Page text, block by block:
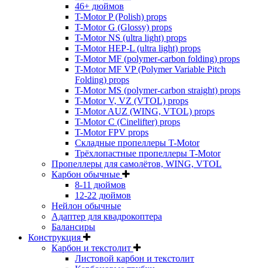
46+ дюймов
T-Motor P (Polish) props
T-Motor G (Glossy) props
T-Motor NS (ultra light) props
T-Motor HEP-L (ultra light) props
T-Motor MF (polymer-carbon folding) props
T-Motor MF VP (Polymer Variable Pitch
Folding) props
T-Motor MS (polymer-carbon straight) props
T-Motor V, VZ (VTOL) props
T-Motor AUZ (WING, VTOL) props
T-Motor C (Cinelifter) props
T-Motor FPV props
Складные пропеллеры T-Motor
Трёхлопастные пропеллеры T-Motor
Пропеллеры для самолётов, WING, VTOL
Карбон обычные
8-11 дюймов
12-22 дюймов
Нейлон обычные
Адаптер для квадрокоптера
Балансиры
Конструкция
Карбон и текстолит
Листовой карбон и текстолит